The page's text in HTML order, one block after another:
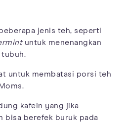
jenis teh, seperti
untuk menenangkan
tubuh.
untuk membatasi porsi teh
kafein yang jika
bisa berefek buruk pada